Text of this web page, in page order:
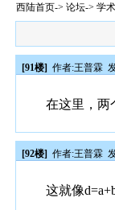
西陆首页->论坛->学
[91楼] 作者:王普霖
在这里，两
[92楼] 作者:王普霖
这就像